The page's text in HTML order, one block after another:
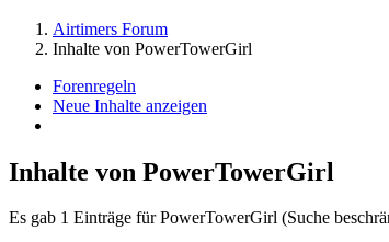
Airtimers Forum
Inhalte von PowerTowerGirl
Forenregeln
Neue Inhalte anzeigen
Inhalte von PowerTowerGirl
Es gab 1 Einträge für PowerTowerGirl (Suche